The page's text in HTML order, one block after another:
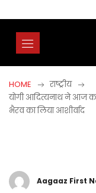
HOME
राष्ट्रीय
योगी आदित्यनाथ ने आज
भैरव का लिया आशीर्वाद
Aagaaz First